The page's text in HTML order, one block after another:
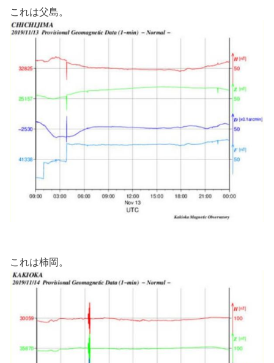
これは父島。
これは柿岡。